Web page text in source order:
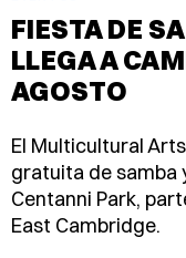
FIESTA DE
LLEGA A
AGOSTO
El Multicultural
gratuita de samba
Centanni Park,
East Cambridge.